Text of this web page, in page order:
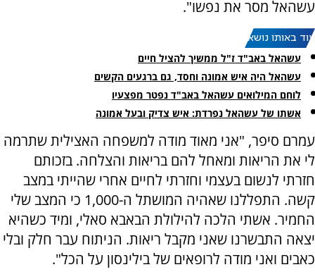
עשהאל מסר את נפשו".
עוד באותו נושא:
עשהאל באב"ד ז"ל ממשיך להציל חיים
עשהאל היה איש אמונה וחסד, גם ברגעים הקשים
לוחם המילואים עשהאל באב"ד נפטר מפצעיו
אשתו של עשהאל נפרדת: איש צדיק ובעל אמונה
עמרם סיפר, "אני מאוד מודה למשפחה האצילית שתרמה
לי את הריאות ומאחל להם בריאות והצלחה. בזכותם
חזרתי לנשום בעצמי וחזרתי לחיים אחרי שהייתי במצב
קשה. התפללנו שאהיה המושתל ה-1,000 כי המצב שלי
החמיר. אשתי הלכה להילולת הבאבא סאלי, ומיד כשהיא
יצאה התבשרנו שאני מקבל ריאות. הניתוח עבר חלק ובלי
כאבים ואני מודה לרופאים של בילינסון על הכל".